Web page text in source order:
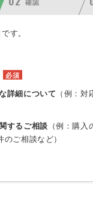
確認
す。
必須
詳細について （例：
するご相談 （例：購
ご相談など）